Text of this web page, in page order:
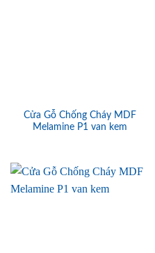
Cửa Gỗ Chống Cháy MDF
Melamine P1 van kem